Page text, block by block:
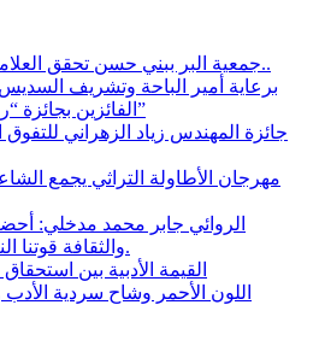
جمعية البر ببني حسن تحقق العلامة الكاملة في الحوكم..
برعاية أمير الباحة وتشريف
الفائزين بجائزة “رواد العمل التطوعي 4”
جائزة المهندس زياد الزهراني
مهرجان الأطاولة التراثي يجمع
الروائي جابر محمد مدخلي:
والثقافة قوتنا الناعمة لمخاطبة العالم.
القيمة الأدبية بين
اللون الأحمر وشاح سردية